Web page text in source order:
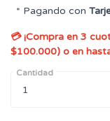
* Pagando con
💳 ¡Compra en 3
$100.000) o en
Cantidad